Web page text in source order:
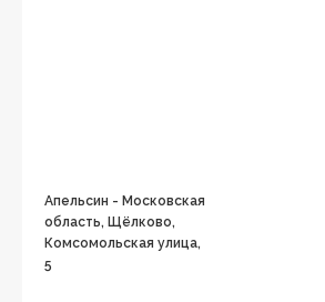
Апельсин - Московская
область, Щёлково,
Комсомольская улица,
5